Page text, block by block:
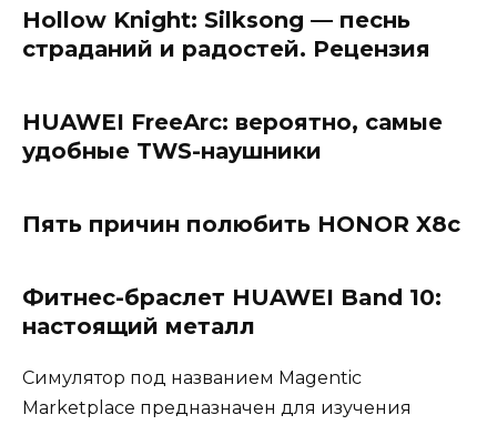
Hollow Knight: Silksong — песнь
страданий и радостей. Рецензия
HUAWEI FreeArc: вероятно, самые
удобные TWS-наушники
Пять причин полюбить HONOR X8c
Фитнес-браслет HUAWEI Band 10:
настоящий металл
Симулятор под названием Magentic
Marketplace предназначен для изучения